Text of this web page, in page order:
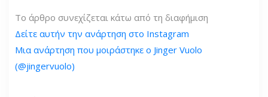
Το άρθρο συνεχίζεται κάτω από τη διαφήμιση
Δείτε αυτήν την ανάρτηση στο Instagram
Μια ανάρτηση που μοιράστηκε ο Jinger Vuolo
(@jingervuolo)